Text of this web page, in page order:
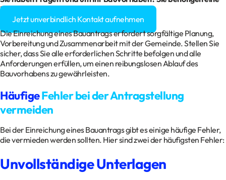
Baugenehmigung?
Jetzt unverbindlich Kontakt aufnehmen
Die Einreichung eines Bauantrags erfordert sorgfältige Planung,
Vorbereitung und Zusammenarbeit mit der Gemeinde. Stellen Sie
sicher, dass Sie alle erforderlichen Schritte befolgen und alle
Anforderungen erfüllen, um einen reibungslosen Ablauf des
Bauvorhabens zu gewährleisten.
HäufigeFehler bei der Antragstellung
vermeiden
Bei der Einreichung eines Bauantrags gibt es einige häufige Fehler,
die vermieden werden sollten. Hier sind zwei der häufigsten Fehler:
Unvollständige Unterlagen